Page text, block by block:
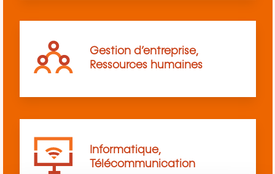
Gestion d’entreprise,
Ressources humaines
Informatique,
Télécommunication